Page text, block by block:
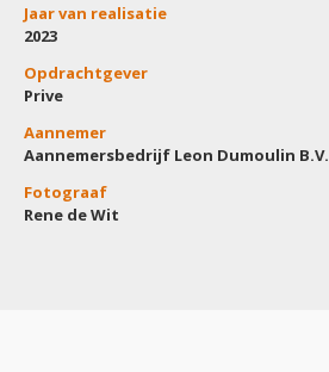
Jaar van realisatie
2023
Opdrachtgever
Prive
Aannemer
Aannemersbedrijf Leon Dumoulin B.V.
Fotograaf
Rene de Wit